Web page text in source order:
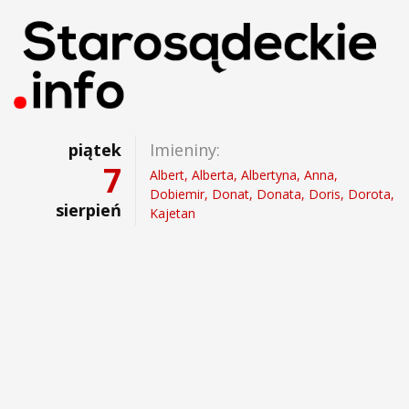
piątek
7
sierpień
Imieniny:
Albert, Alberta, Albertyna, Anna,
Dobiemir, Donat, Donata, Doris, Dorota,
Kajetan